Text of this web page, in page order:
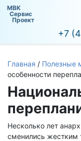
МВК
Сервис
Проект
+7
Главная / Полезные
особенности
Несколько лет
сменились жестким